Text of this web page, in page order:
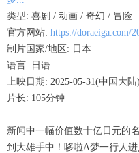
类型: 喜剧 / 动画 / 奇幻 / 冒险
官方网站: https://doraeiga.com/
制片国家/地区: 日本
语言: 日语
上映日期: 2025-05-31(中国大陆)
片长: 105分钟
新闻中一幅价值数十亿日元的
到大雄手中！哆啦A梦一行人